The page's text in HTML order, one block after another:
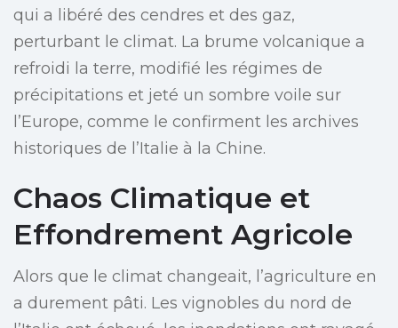
qui a libéré des cendres et des gaz,
perturbant le climat. La brume volcanique a
refroidi la terre, modifié les régimes de
précipitations et jeté un sombre voile sur
l’Europe, comme le confirment les archives
historiques de l’Italie à la Chine.
Chaos Climatique et
Effondrement Agricole
Alors que le climat changeait, l’agriculture en
a durement pâti. Les vignobles du nord de